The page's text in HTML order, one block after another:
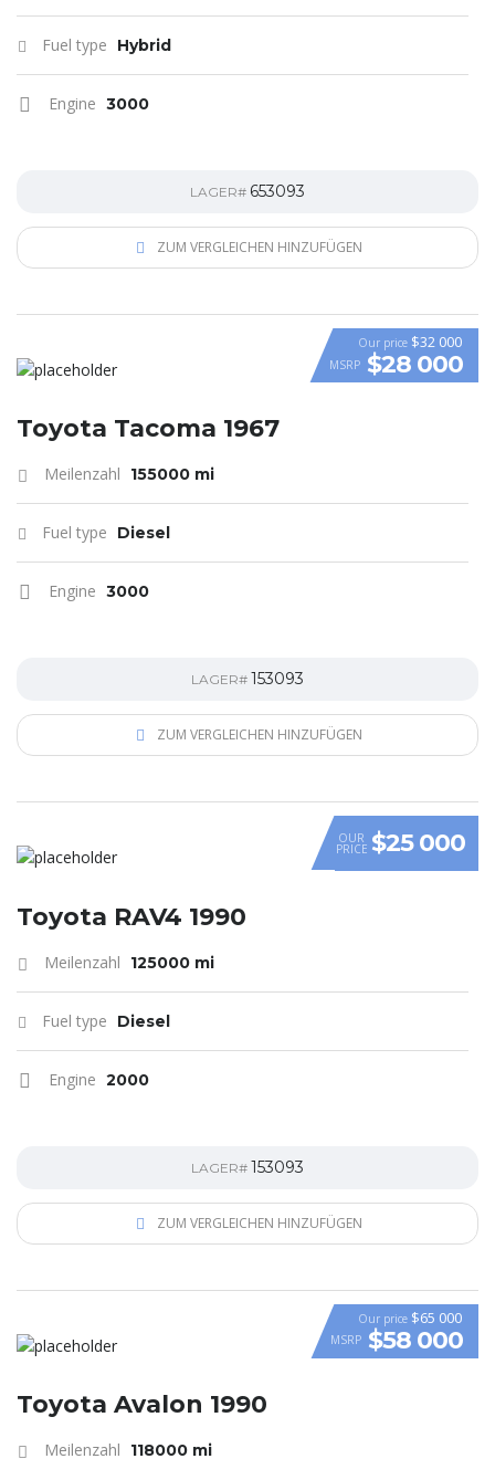
Fuel type Hybrid
Engine 3000
LAGER# 653093
ZUM VERGLEICHEN HINZUFÜGEN
Our price $32 000
MSRP $28 000
Toyota Tacoma 1967
Meilenzahl 155000 mi
Fuel type Diesel
Engine 3000
LAGER# 153093
ZUM VERGLEICHEN HINZUFÜGEN
OUR
PRICE $25 000
Toyota RAV4 1990
Meilenzahl 125000 mi
Fuel type Diesel
Engine 2000
LAGER# 153093
ZUM VERGLEICHEN HINZUFÜGEN
VIDEO
Our price $65 000
MSRP $58 000
Toyota Avalon 1990
Meilenzahl 118000 mi